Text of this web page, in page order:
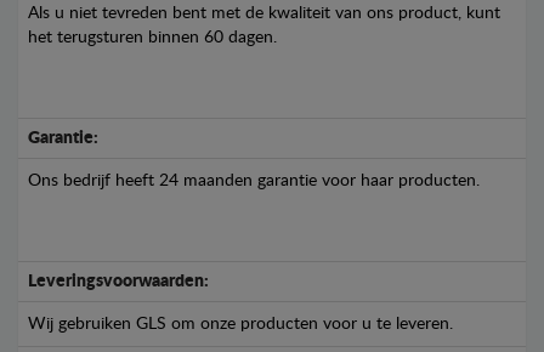
Als u niet tevreden bent met de kwaliteit van ons product, kunt
het terugsturen binnen 60 dagen.
Garantie:
Ons bedrijf heeft 24 maanden garantie voor haar producten.
Leveringsvoorwaarden:
Wij gebruiken GLS om onze producten voor u te leveren.